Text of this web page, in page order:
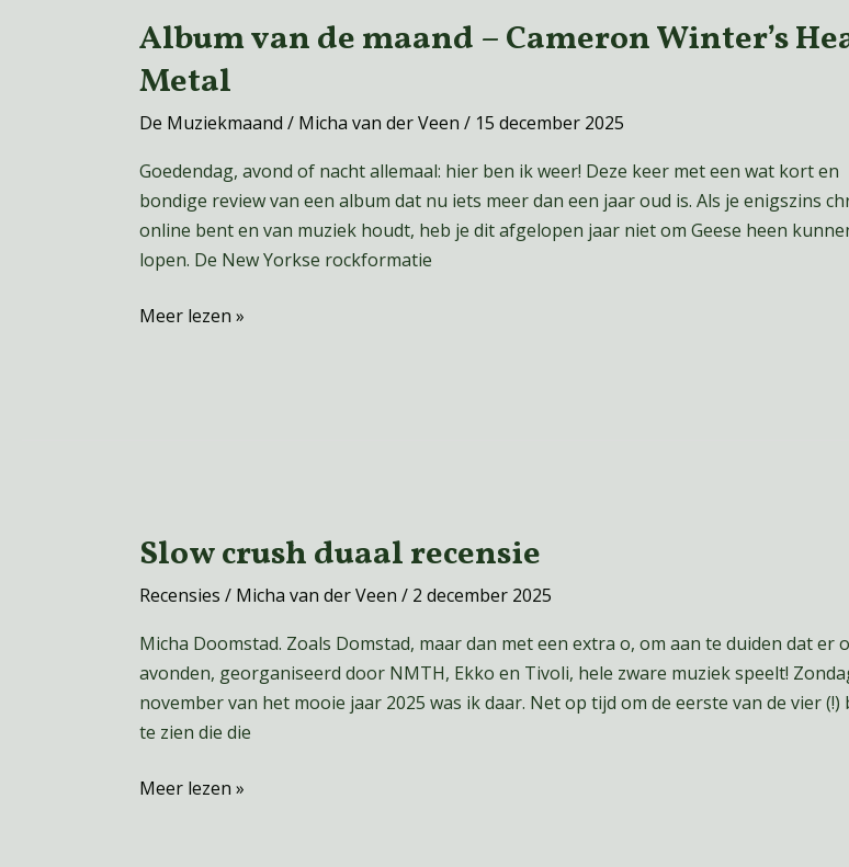
Album van de maand – Cameron Winter’s
Metal
De Muziekmaand / Micha van der Veen / 15 december 2025
Goedendag, avond of nacht allemaal: hier ben ik weer! Deze keer met een wat kort en
bondige review van een album dat nu iets meer dan een jaar oud is. Als je enigszins
online bent en van muziek houdt, heb je dit afgelopen jaar niet om Geese heen
lopen. De New Yorkse rockformatie
de
maand
–
Cameron
Heavy
Metal
Meer lezen »
Slow crush duaal recensie
Recensies / Micha van der Veen / 2 december 2025
Micha Doomstad. Zoals Domstad, maar dan met een extra o, om aan te duiden dat er
avonden, georganiseerd door NMTH, Ekko en Tivoli, hele zware muziek speelt!
november van het mooie jaar 2025 was ik daar. Net op tijd om de eerste van de vier (!)
te zien die die
Slow
duaal
recensie
Meer lezen »